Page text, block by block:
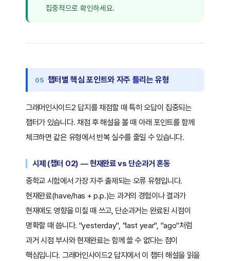
집중적으로 확인하세요.
챕터별 핵심 포인트와 자주 틀리는 유형
그래머인사이드2 답지를 채점할 때 특히 오답이 집중되는
챕터가 있습니다. 채점 후 해설을 볼 때 아래 포인트를 함께
체크하면 같은 유형에서 반복 실수를 줄일 수 있습니다.
시제 (챕터 02) — 현재완료 vs 단순과거 혼동
중학교 시험에서 가장 자주 출제되는 오류 유형입니다.
현재완료(have/has + p.p.)는 과거의 경험이나 결과가
현재에도 영향을 미칠 때 쓰고, 단순과거는 완료된 시점이
명확할 때 씁니다. "yesterday", "last year", "ago"처럼
과거 시점 부사와 현재완료는 함께 쓸 수 없다는 점이
핵심입니다. 그래머인사이드2 답지에서 이 챕터 해설을 읽을